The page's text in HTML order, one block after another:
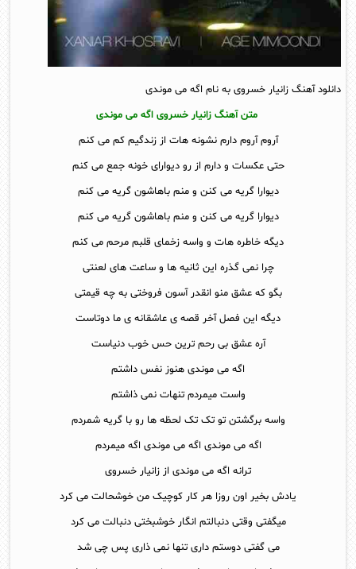
دانلود آهنگ زانیار خسروی به نام اگه می موندی
متن آهنگ زانیار خسروی اگه می موندی
آروم آروم دارم نشونه هات از زندگیم کم می کنم
حتی عکسات و دارم از رو دیوارای خونه جمع می کنم
دیوارا گریه می کنن و منم باهاشون گریه می کنم
دیوارا گریه می کنن و منم باهاشون گریه می کنم
دیگه خاطره هات و واسه زخمای قلبم مرحم می کنم
چرا نمی گذره این ثانیه ها و ساعت های لعنتی
بگو که عشق منو انقدر آسون فروختی به چه قیمتی
دیگه این فصل آخر قصه ی عاشقانه ی ما دوتاست
آره عشق بی رحم ترین حس خوب دنیاست
اگه می موندی هنوز نفس داشتم
واست میمردم تنهات نمی ذاشتم
واسه برگشتن تو تک تک لحظه ها رو با گریه شمردم
اگه می موندی اگه می موندی اگه میمردم
ترانه اگه می موندی از زانیار خسروی
یادش بخیر اون روزا هر کار کوچیک من خوشحالت می کرد
میگفتی وقتی دنبالتم انگار خوشبختی دنبالت می کرد
می گفتی دوستم داری تنها نمی ذاری پس چی شد